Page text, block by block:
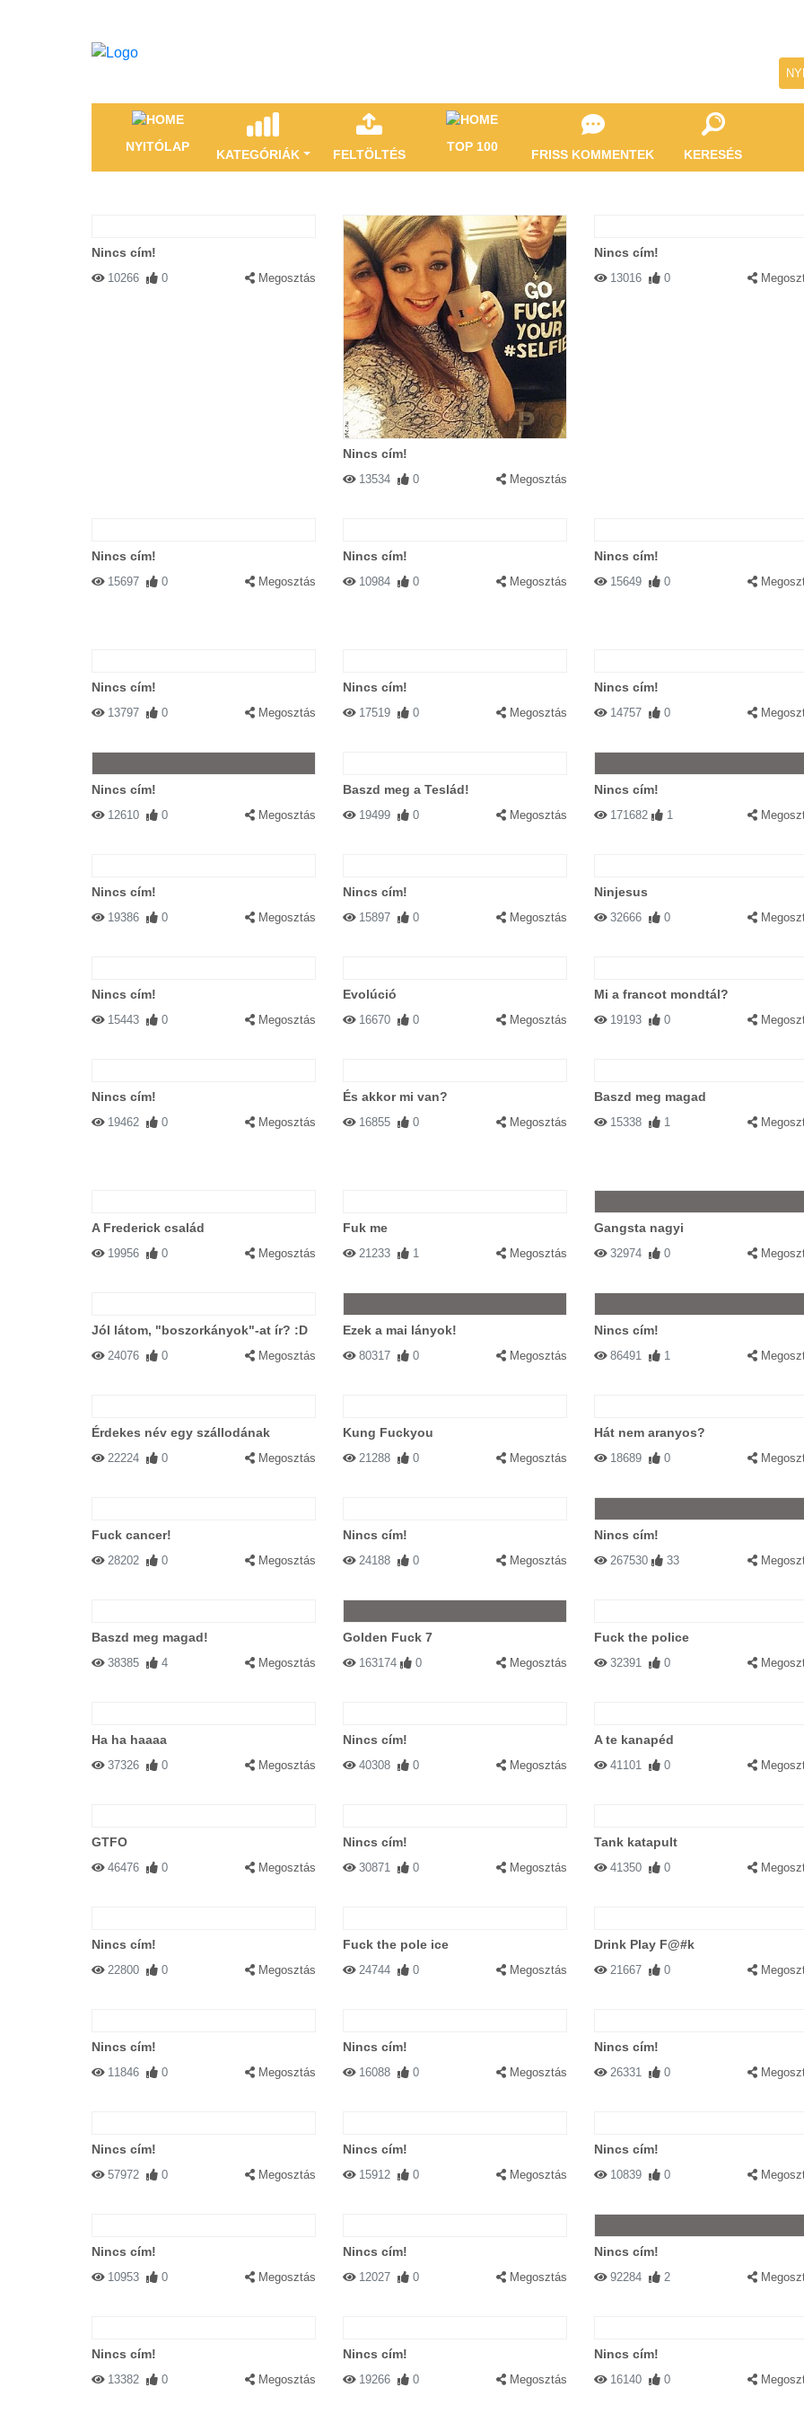
NYITÓLAP
KATEGÓRIÁK FELTÖLTÉS
TOP 100
FRISS KOMMENTEK KERESÉS
Nincs cím!
10266 0 Megosztás
Nincs cím!
13534 0 Megosztás
Nincs cím!
13016 0
Nincs cím!
15697 0 Megosztás
Nincs cím!
10984 0 Megosztás
Nincs cím!
15649 0
Nincs cím!
13797 0 Megosztás
Nincs cím!
17519 0 Megosztás
Nincs cím!
14757 0
Nincs cím!
12610 0 Megosztás
Baszd meg a Teslád!
19499 0 Megosztás
Nincs cím!
171682 1
Nincs cím!
19386 0 Megosztás
Nincs cím!
15897 0 Megosztás
Ninjesus
32666 0
Nincs cím!
15443 0 Megosztás
Evolúció
16670 0 Megosztás
Mi a francot mondtál?
19193 0
Nincs cím!
19462 0 Megosztás
És akkor mi van?
16855 0 Megosztás
Baszd meg magad
15338 1
A Frederick család
19956 0 Megosztás
Fuk me
21233 1 Megosztás
Gangsta nagyi
32974 0
Jól látom, "boszorkányok"-at ír? :D
24076 0 Megosztás
Ezek a mai lányok!
80317 0 Megosztás
Nincs cím!
86491 1
Érdekes név egy szállodának
22224 0 Megosztás
Kung Fuckyou
21288 0 Megosztás
Hát nem aranyos?
18689 0
Fuck cancer!
28202 0 Megosztás
Nincs cím!
24188 0 Megosztás
Nincs cím!
267530 33
Baszd meg magad!
38385 4 Megosztás
Golden Fuck 7
163174 0 Megosztás
Fuck the police
32391 0
Ha ha haaaa
37326 0 Megosztás
Nincs cím!
40308 0 Megosztás
A te kanapéd
41101 0
GTFO
46476 0 Megosztás
Nincs cím!
30871 0 Megosztás
Tank katapult
41350 0
Nincs cím!
22800 0 Megosztás
Fuck the pole ice
24744 0 Megosztás
Drink Play F@#k
21667 0
Nincs cím!
11846 0 Megosztás
Nincs cím!
16088 0 Megosztás
Nincs cím!
26331 0
Nincs cím!
57972 0 Megosztás
Nincs cím!
15912 0 Megosztás
Nincs cím!
10839 0
Nincs cím!
10953 0 Megosztás
Nincs cím!
12027 0 Megosztás
Nincs cím!
92284 2
Nincs cím!
13382 0 Megosztás
Nincs cím!
19266 0 Megosztás
Nincs cím!
16140 0